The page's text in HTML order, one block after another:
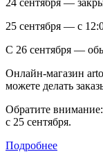
24 сентября —
25 сентября — с
С 26 сентября —
Онлайн-магазин
можете делать
Обратите
с 25 сентября.
Подробнее